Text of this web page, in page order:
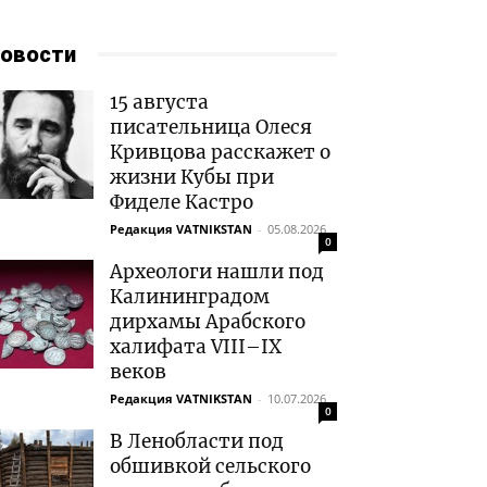
15 августа
писательница Олеся
Кривцова расскажет о
жизни Кубы при
Фиделе Кастро
Редакция VATNIKSTAN - 05.08.2026
0
Археологи нашли под
Калининградом
дирхамы Арабского
халифата VIII–IX
веков
Редакция VATNIKSTAN - 10.07.2026
0
В Ленобласти под
обшивкой сельского